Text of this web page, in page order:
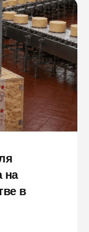
на
в